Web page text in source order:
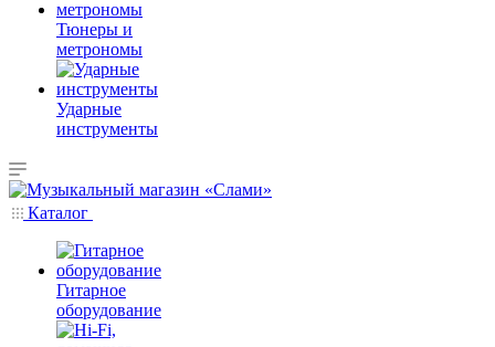
Тюнеры и
метрономы
Ударные
инструменты
Каталог
Гитарное
оборудование